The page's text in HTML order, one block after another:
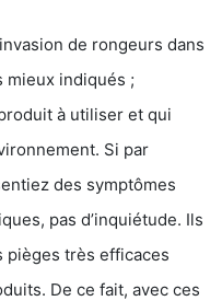
de rongeurs dans
indiqués ;
à utiliser et qui
Si par
des symptômes
pas d’inquiétude. Ils
pièges très efficaces
De ce fait, avec ces